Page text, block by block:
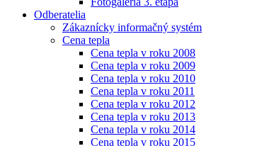
Odberatelia
Zákaznícky informačný systém
Cena tepla
Cena tepla v roku 2008
Cena tepla v roku 2009
Cena tepla v roku 2010
Cena tepla v roku 2011
Cena tepla v roku 2012
Cena tepla v roku 2013
Cena tepla v roku 2014
Cena tepla v roku 2015